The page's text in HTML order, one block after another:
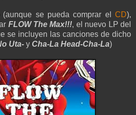
(aunque se pueda comprar el CD),
FLOW The Max!!!, el nuevo LP del
se incluyen las canciones de dicho
Uta- y Cha-La Head-Cha-La)